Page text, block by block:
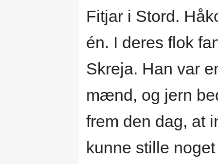
Fitjar i Stord.
én. I deres flok
Skreja. Han var
mænd, og jern
frem den dag, at
kunne stille